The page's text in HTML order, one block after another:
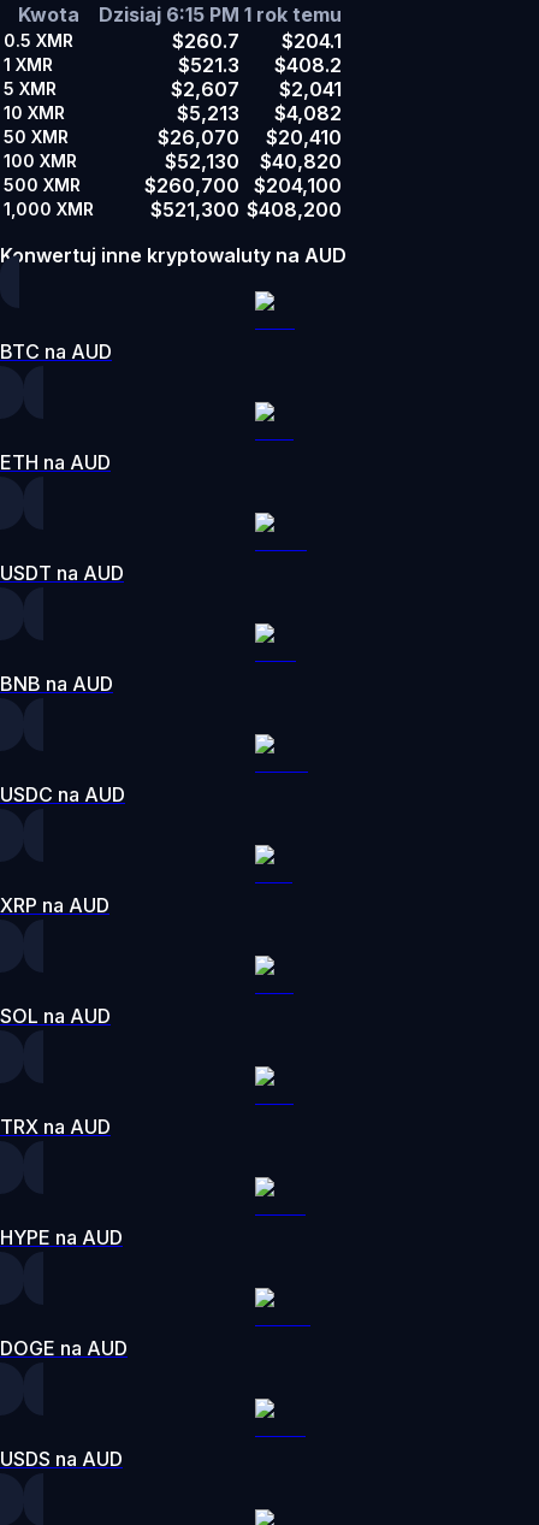
Kwota
Dzisiaj 6:15 PM 1 rok temu
0.5 XMR $260.7 $204.1
1 XMR $521.3 $408.2
5 XMR $2,607 $2,041
10 XMR $5,213 $4,082
50 XMR $26,070 $20,410
100 XMR $52,130 $40,820
500 XMR $260,700 $204,100
1,000 XMR $521,300 $408,200
Konwertuj inne kryptowaluty na AUD
BTC na AUD
ETH na AUD
USDT na AUD
BNB na AUD
USDC na AUD
XRP na AUD
SOL na AUD
TRX na AUD
HYPE na AUD
DOGE na AUD
USDS na AUD